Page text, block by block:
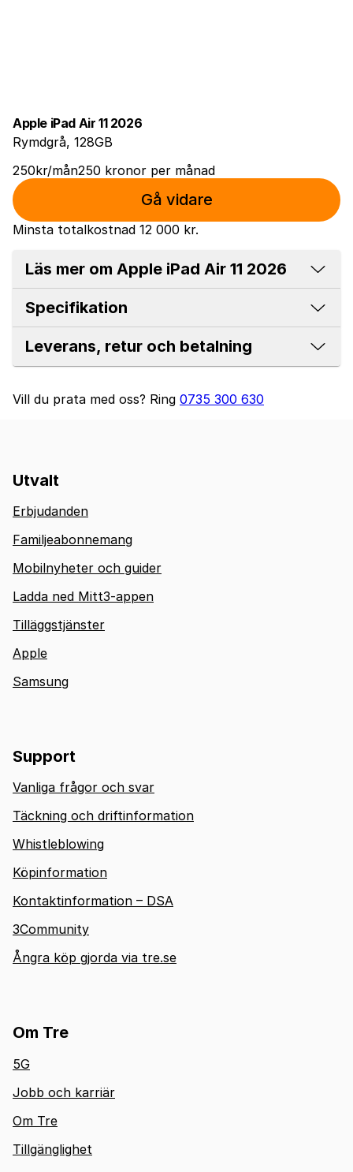
Apple iPad Air 11 2026
Rymdgrå, 128GB
250kr/mån250 kronor per månad
Gå vidare
Minsta totalkostnad 12 000 kr.
Läs mer om Apple iPad Air 11 2026
Specifikation
Leverans, retur och betalning
Vill du prata med oss? Ring 0735 300 630
Utvalt
Erbjudanden
Familjeabonnemang
Mobilnyheter och guider
Ladda ned Mitt3-appen
Tilläggstjänster
Apple
Samsung
Support
Vanliga frågor och svar
Täckning och driftinformation
Whistleblowing
Köpinformation
Kontaktinformation – DSA
3Community
Ångra köp gjorda via tre.se
Om Tre
5G
Jobb och karriär
Om Tre
Tillgänglighet